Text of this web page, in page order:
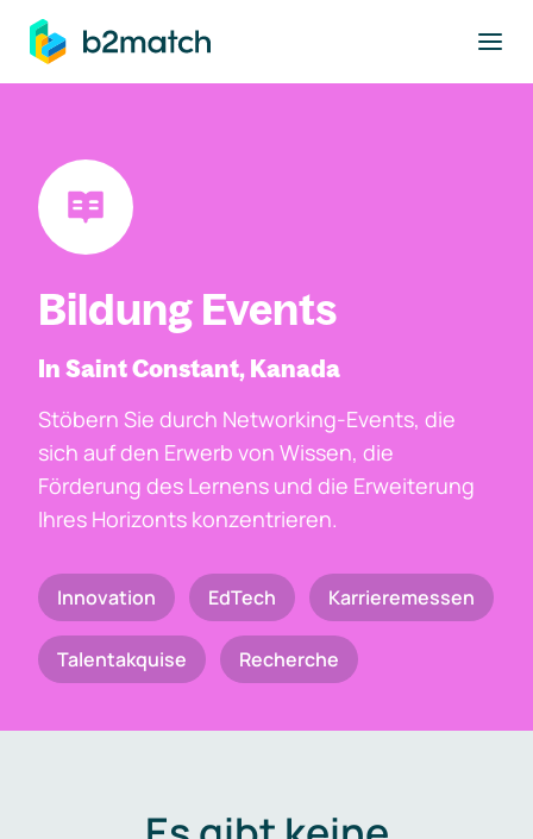
springen
Bildung Events
In Saint Constant, Kanada
Stöbern Sie durch Networking-Events, die
sich auf den Erwerb von Wissen, die
Förderung des Lernens und die Erweiterung
Ihres Horizonts konzentrieren.
Innovation EdTech Karrieremessen
Talentakquise Recherche